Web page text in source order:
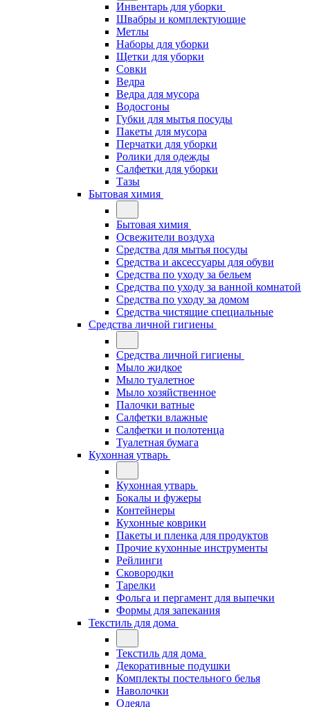
Инвентарь для уборки
Швабры и комплектующие
Метлы
Наборы для уборки
Щетки для уборки
Совки
Ведра
Ведра для мусора
Водосгоны
Губки для мытья посуды
Пакеты для мусора
Перчатки для уборки
Ролики для одежды
Салфетки для уборки
Тазы
Бытовая химия
Бытовая химия
Освежители воздуха
Средства для мытья посуды
Средства и аксессуары для обуви
Средства по уходу за бельем
Средства по уходу за ванной комнатой
Средства по уходу за домом
Средства чистящие специальные
Средства личной гигиены
Средства личной гигиены
Мыло жидкое
Мыло туалетное
Мыло хозяйственное
Палочки ватные
Салфетки влажные
Салфетки и полотенца
Туалетная бумага
Кухонная утварь
Кухонная утварь
Бокалы и фужеры
Контейнеры
Кухонные коврики
Пакеты и пленка для продуктов
Прочие кухонные инструменты
Рейлинги
Сковородки
Тарелки
Фольга и пергамент для выпечки
Формы для запекания
Текстиль для дома
Текстиль для дома
Декоративные подушки
Комплекты постельного белья
Наволочки
Одеяла